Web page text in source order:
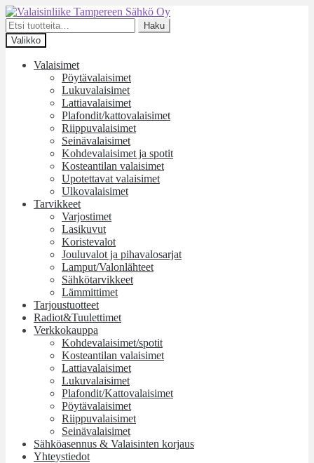
Siirry
navigointiin
Siirry
sisältöön
Etsi:
Haku
Valikko
Valaisimet
Pöytävalaisimet
Lukuvalaisimet
Lattiavalaisimet
Plafondit/kattovalaisimet
Riippuvalaisimet
Seinävalaisimet
Kohdevalaisimet ja spotit
Kosteantilan valaisimet
Upotettavat valaisimet
Ulkovalaisimet
Tarvikkeet
Varjostimet
Lasikuvut
Koristevalot
Jouluvalot ja pihavalosarjat
Lamput/Valonlähteet
Sähkötarvikkeet
Lämmittimet
Tarjoustuotteet
Radiot&Tuulettimet
Verkkokauppa
Kohdevalaisimet/spotit
Kosteantilan valaisimet
Lattiavalaisimet
Lukuvalaisimet
Plafondit/Kattovalaisimet
Pöytävalaisimet
Riippuvalaisimet
Seinävalaisimet
Sähköasennus & Valaisinten korjaus
Yhteystiedot